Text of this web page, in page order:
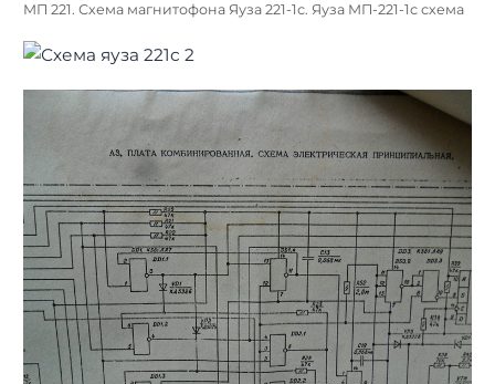
МП 221. Схема магнитофона Яуза 221-1с. Яуза МП-221-1с схема